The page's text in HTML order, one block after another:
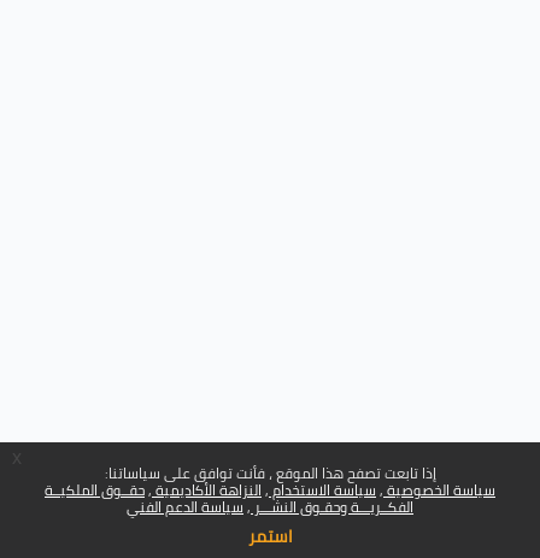
إذا تابعت تصفح هذا الموقع ، فأنت توافق على سياساتنا:
سياسة الخصوصية سياسة الاستخدام النزاهة الأكاديمية حقــوق الملكيــة
الفكــريـــة وحقـوق النشـــر سياسة الدعم الفني
استمر